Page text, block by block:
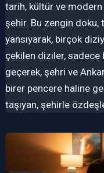
tarih, kültür ve modern
şehir. Bu zengin doku,
yansıyarak, birçok
çekilen diziler, sadece
geçerek, şehri ve
birer pencere haline
taşıyan, şehirle